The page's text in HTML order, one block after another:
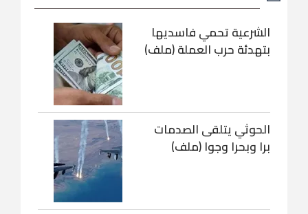
الشرعية تحمي فاسديها
بتهدئة حرب العملة (ملف)
الحوثي يتلقى الصدمات
برا وبحرا وجوا (ملف)